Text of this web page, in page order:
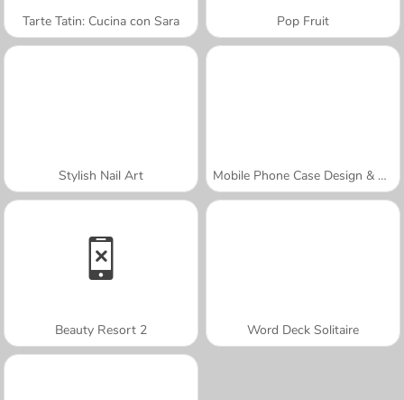
Tarte Tatin: Cucina con Sara Pop Fruit
Stylish Nail Art Mobile Phone Case Design & DIY
Beauty Resort 2 Word Deck Solitaire